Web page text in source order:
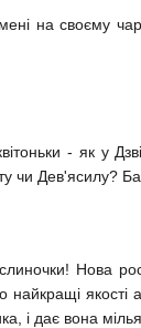
на своєму
- як у
чи Дев'ясилу?
Нова
найкращі якості
і дає вона